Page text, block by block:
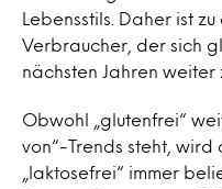
Lebensstils. Daher ist
Verbraucher, der sich
nächsten Jahren weiter
Obwohl „glutenfrei“
von“-Trends steht, wird
„laktosefrei“ immer